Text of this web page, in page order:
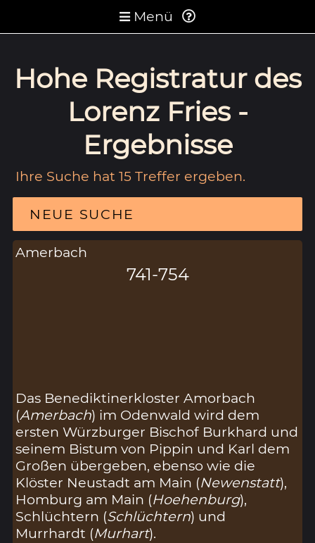
Menü
Hohe Registratur des
Lorenz Fries -
Ergebnisse
Ihre Suche hat 15 Treffer ergeben.
NEUE SUCHE
Amerbach
741-754
Das Benediktinerkloster Amorbach
(Amerbach) im Odenwald wird dem
ersten Würzburger Bischof Burkhard und
seinem Bistum von Pippin und Karl dem
Großen übergeben, ebenso wie die
Klöster Neustadt am Main (Newenstatt),
Homburg am Main (Hoehenburg),
Schlüchtern (Schlüchtern) und
Murrhardt (Murhart).